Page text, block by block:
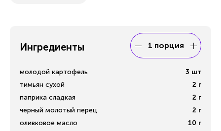
Ингредиенты 1 порция
молодой картофель 3 шт
тимьян сухой
2 г
паприка сладкая
2 г
черный молотый перец
2 г
оливковое масло
10 г